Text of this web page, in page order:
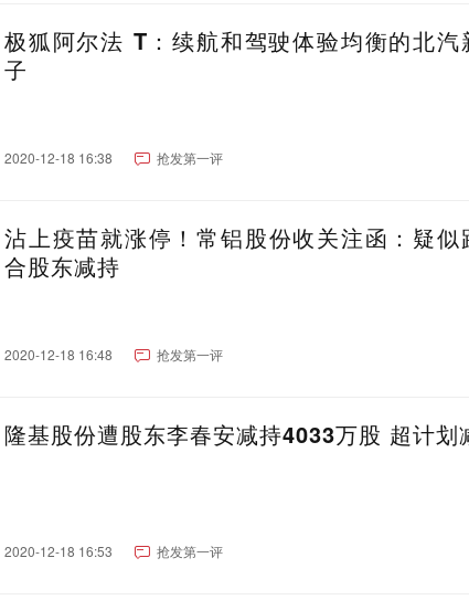
极狐阿尔法 T：续航和驾驶体验均衡的北汽
子
2020-12-18 16:38 抢发第一评
沾上疫苗就涨停！常铝股份收关注函：疑似
合股东减持
2020-12-18 16:48 抢发第一评
隆基股份遭股东李春安减持4033万股 超计划
2020-12-18 16:53 抢发第一评